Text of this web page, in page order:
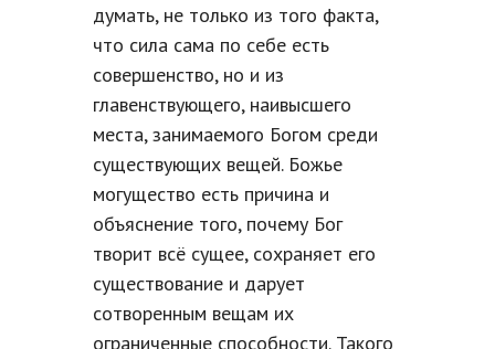
думать, не только из того факта,
что сила сама по себе есть
совершенство, но и из
главенствующего, наивысшего
места, занимаемого Богом среди
существующих вещей. Божье
могущество есть причина и
объяснение того, почему Бог
творит всё сущее, сохраняет его
существование и дарует
сотворенным вещам их
ограниченные способности. Такого